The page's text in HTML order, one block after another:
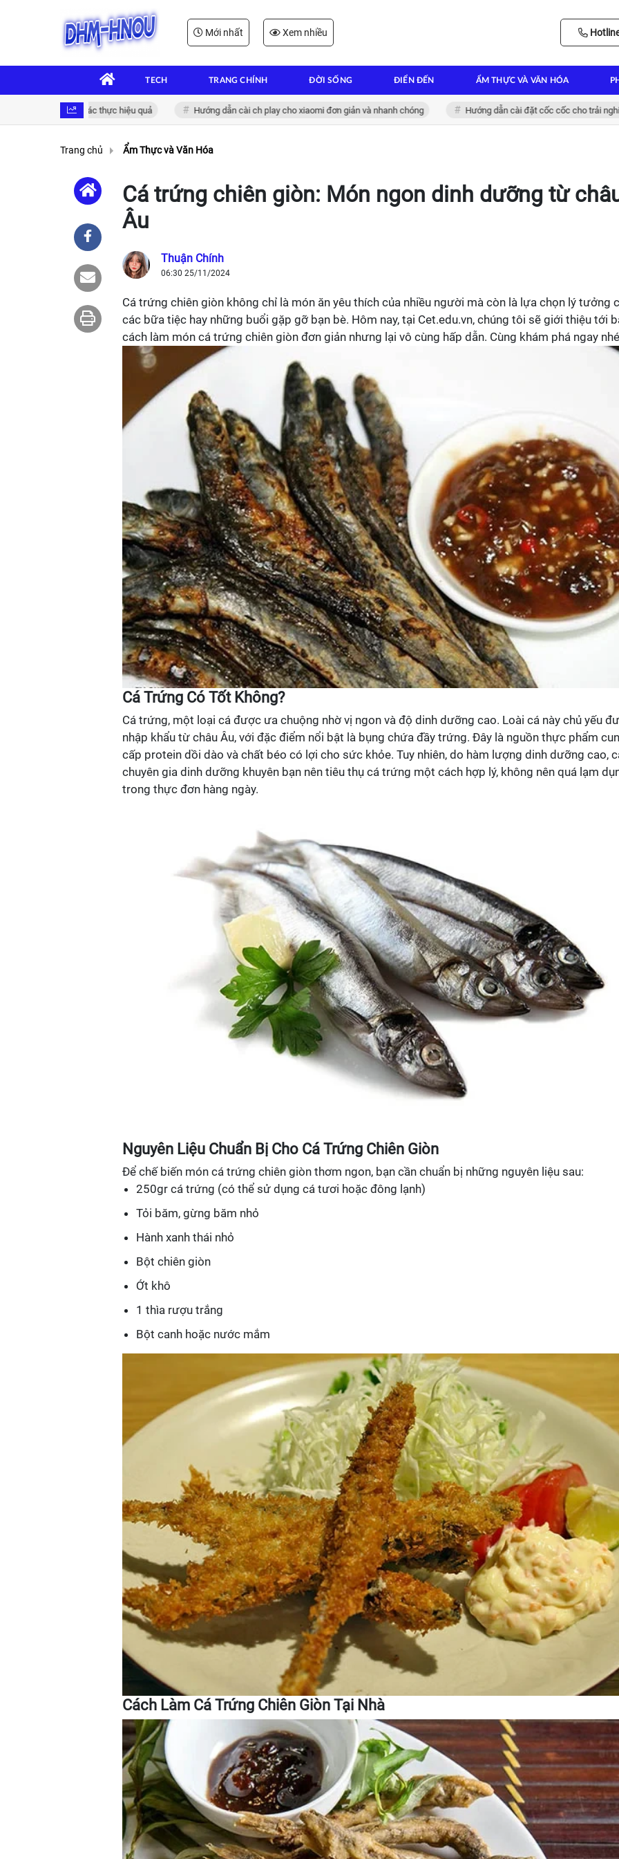
Mới nhất Xem nhiều
TECH TRANG CHÍNH ĐỜI SỐNG ĐIỂN ĐẾN ẨM THỰC VÀ VĂN HÓA
tử: Giải pháp xác thực hiệu quả Hướng dẫn cài ch play cho xiaomi đơn giản và nhanh chóng Hướng dẫn cài đặt cốc cốc cho trải nghiệm
Trang chủ Ẩm Thực và Văn Hóa
Cá trứng chiên giòn: Món ngon dinh dưỡng từ
Âu
Thuận Chính
06:30 25/11/2024
Cá trứng chiên giòn không chỉ là món ăn yêu thích của nhiều người mà còn là lựa chọn lý tưởng
các bữa tiệc hay những buổi gặp gỡ bạn bè. Hôm nay, tại Cet.edu.vn, chúng tôi sẽ giới thiệu tới
cách làm món cá trứng chiên giòn đơn giản nhưng lại vô cùng hấp dẫn. Cùng khám phá ngay
Cá Trứng Có Tốt Không?
Cá trứng, một loại cá được ưa chuộng nhờ vị ngon và độ dinh dưỡng cao. Loài cá này chủ yếu
nhập khẩu từ châu Âu, với đặc điểm nổi bật là bụng chứa đầy trứng. Đây là nguồn thực phẩm
cấp protein dồi dào và chất béo có lợi cho sức khỏe. Tuy nhiên, do hàm lượng dinh dưỡng cao,
chuyên gia dinh dưỡng khuyên bạn nên tiêu thụ cá trứng một cách hợp lý, không nên quá lạm
trong thực đơn hàng ngày.
Nguyên Liệu Chuẩn Bị Cho Cá Trứng Chiên Giòn
Để chế biến món cá trứng chiên giòn thơm ngon, bạn cần chuẩn bị những nguyên liệu sau:
250gr cá trứng (có thể sử dụng cá tươi hoặc đông lạnh)
Tỏi băm, gừng băm nhỏ
Hành xanh thái nhỏ
Bột chiên giòn
Ớt khô
1 thìa rượu trắng
Bột canh hoặc nước mắm
Cách Làm Cá Trứng Chiên Giòn Tại Nhà